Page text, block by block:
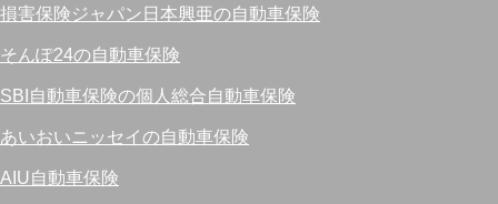
損害保険ジャパン日本興亜の自動車保険
そんぽ24の自動車保険
SBI自動車保険の個人総合自動車保険
あいおいニッセイの自動車保険
AIU自動車保険